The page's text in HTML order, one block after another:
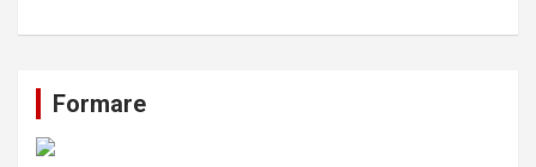
Formare